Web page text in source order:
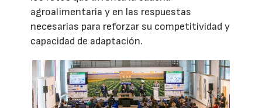
agroalimentaria y en las respuestas
necesarias para reforzar su competitividad y
capacidad de adaptación.